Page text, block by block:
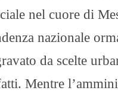
nel cuore di
nazionale
da scelte
Mentre